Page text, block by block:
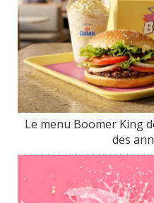
Le menu Boomer King
des